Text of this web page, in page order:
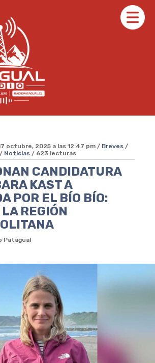
octubre, 2025 a las 12:47 pm / Breves /
/ Noticias / 623 lecturas
CANDIDATURA
KAST A
POR EL BÍO BÍO:
REGIÓN
Patagual